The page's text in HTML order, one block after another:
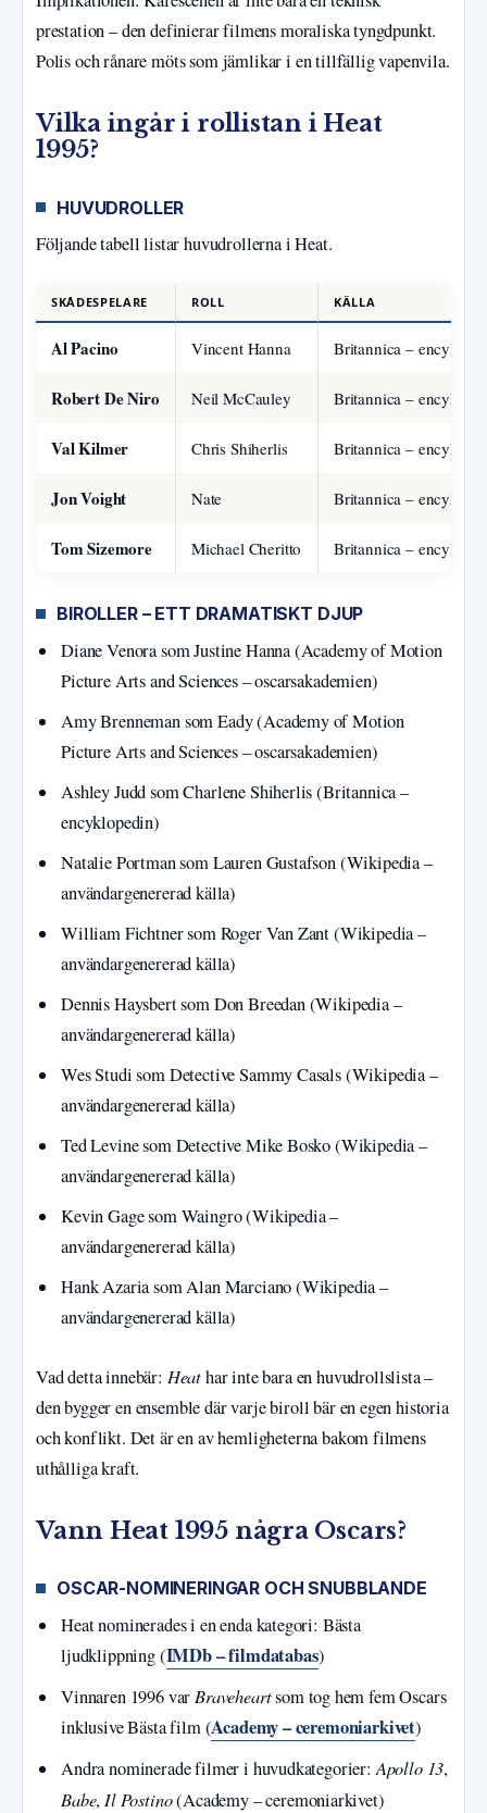
prestation – den definierar filmens moraliska tyngdpunkt.
Polis och rånare möts som jämlikar i en tillfällig vapenvila.
Vilka ingår i rollistan i Heat
1995?
HUVUDROLLER
Följande tabell listar huvudrollerna i Heat.
SKÅDESPELARE ROLL KÄLLA
Al Pacino Vincent Hanna Britannica –
Robert De Niro Neil McCauley Britannica –
Val Kilmer Chris Shiherlis Britannica –
Jon Voight Nate Britannica –
Tom Sizemore Michael Cheritto Britannica –
BIROLLER – ETT DRAMATISKT DJUP
Diane Venora som Justine Hanna (Academy of Motion
Picture Arts and Sciences – oscarsakademien)
Amy Brenneman som Eady (Academy of Motion
Picture Arts and Sciences – oscarsakademien)
Ashley Judd som Charlene Shiherlis (Britannica –
encyklopedin)
Natalie Portman som Lauren Gustafson (Wikipedia –
användargenererad källa)
William Fichtner som Roger Van Zant (Wikipedia –
användargenererad källa)
Dennis Haysbert som Don Breedan (Wikipedia –
användargenererad källa)
Wes Studi som Detective Sammy Casals (Wikipedia –
användargenererad källa)
Ted Levine som Detective Mike Bosko (Wikipedia –
användargenererad källa)
Kevin Gage som Waingro (Wikipedia –
användargenererad källa)
Hank Azaria som Alan Marciano (Wikipedia –
användargenererad källa)
Vad detta innebär: Heathar inte bara en huvudrollslista –
den bygger en ensemble där varje biroll bär en egen historia
och konflikt. Det är en av hemligheterna bakom filmens
uthålliga kraft.
Vann Heat 1995 några Oscars?
OSCAR-NOMINERINGAR OCH SNUBBLANDE
Heat nominerades i en enda kategori: Bästa
ljudklippning (IMDb – filmdatabas)
Vinnaren 1996 varBraveheartsom tog hem fem Oscars
inklusive Bästa film (Academy – ceremoniarkivet)
Andra nominerade filmer i huvudkategorier:Apollo 13,
Babe,Il Postino(Academy – ceremoniarkivet)